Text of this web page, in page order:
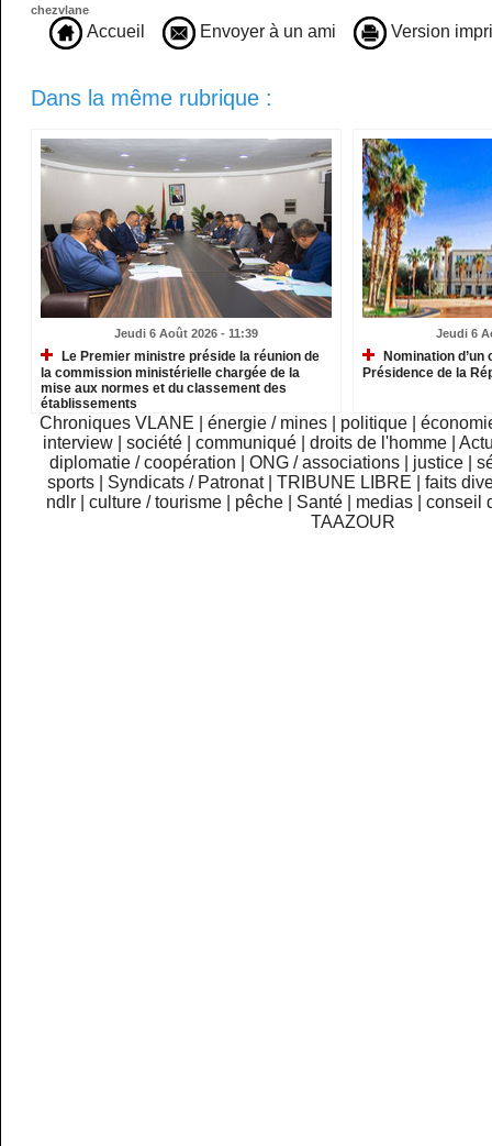
chezvlane
Accueil Envoyer à un ami Version
Dans la même rubrique :
Jeudi 6 Août 2026 - 11:39
Le Premier ministre préside la réunion de
la commission ministérielle chargée de la
mise aux normes et du classement des
établissements
Jeudi 6
Nomination
Présidence de la
Chroniques VLANE énergie / mines politique
interview
|société |communiqué |droits de l'homme |
diplomatie / coopération
ONG / associations justice
sports
Syndicats / Patronat TRIBUNE LIBRE
faits
ndlr
|culture / tourisme pêche Santé medias |conseil
TAAZOUR